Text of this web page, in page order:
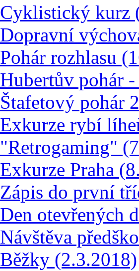
Cyklistický kurz
Dopravní
Pohár rozhlasu
Hubertův pohár
Štafetový pohár
Exkurze rybí
"Retrogaming"
Exkurze Praha
Zápis do první
Den otevřených
Návštěva
Běžky (2.3.2018)